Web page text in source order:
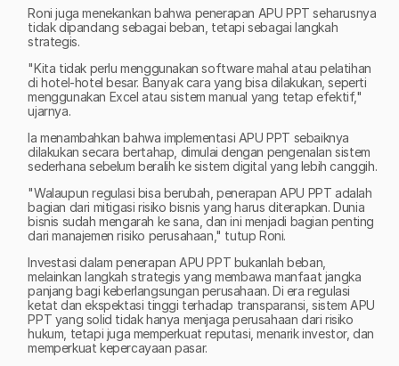
Roni juga menekankan bahwa penerapan APU PPT seharusnya
tidak dipandang sebagai beban, tetapi sebagai langkah
strategis.
"Kita tidak perlu menggunakan software mahal atau pelatihan
di hotel-hotel besar. Banyak cara yang bisa dilakukan, seperti
menggunakan Excel atau sistem manual yang tetap efektif,"
ujarnya.
Ia menambahkan bahwa implementasi APU PPT sebaiknya
dilakukan secara bertahap, dimulai dengan pengenalan sistem
sederhana sebelum beralih ke sistem digital yang lebih canggih.
"Walaupun regulasi bisa berubah, penerapan APU PPT adalah
bagian dari mitigasi risiko bisnis yang harus diterapkan. Dunia
bisnis sudah mengarah ke sana, dan ini menjadi bagian penting
dari manajemen risiko perusahaan," tutup Roni.
Investasi dalam penerapan APU PPT bukanlah beban,
melainkan langkah strategis yang membawa manfaat jangka
panjang bagi keberlangsungan perusahaan. Di era regulasi
ketat dan ekspektasi tinggi terhadap transparansi, sistem APU
PPT yang solid tidak hanya menjaga perusahaan dari risiko
hukum, tetapi juga memperkuat reputasi, menarik investor, dan
memperkuat kepercayaan pasar.